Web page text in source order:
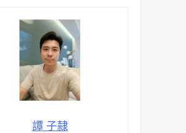
譚 子隷